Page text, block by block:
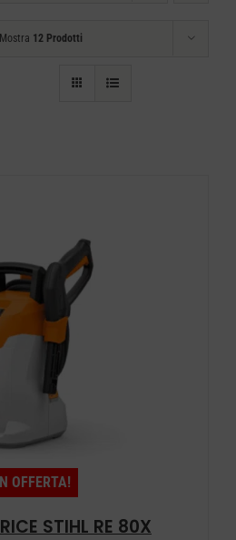
Mostra 12 Prodotti
OFFERTA!
STIHL RE 80X